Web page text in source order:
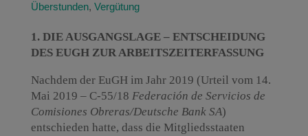
Überstunden, Vergütung
1. DIE AUSGANGSLAGE – ENTSCHEIDUNG
DES EUGH ZUR ARBEITSZEITERFASSUNG
Nachdem der EuGH im Jahr 2019 (Urteil vom 14.
Mai 2019 – C-55/18 Federación de Servicios de
Comisiones Obreras/Deutsche Bank SA)
entschieden hatte, dass die Mitgliedsstaaten